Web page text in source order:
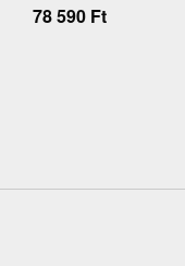
78 590 Ft